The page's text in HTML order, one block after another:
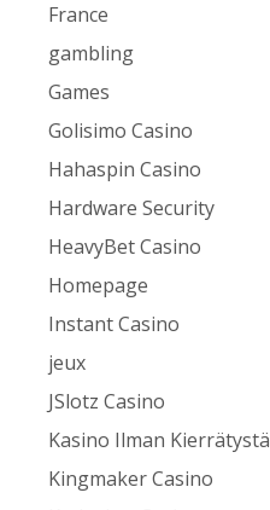
France
gambling
Games
Golisimo Casino
Hahaspin Casino
Hardware Security
HeavyBet Casino
Homepage
Instant Casino
jeux
JSlotz Casino
Kasino Ilman Kierrätystä
Kingmaker Casino